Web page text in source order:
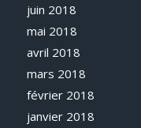
juin 2018
mai 2018
avril 2018
mars 2018
février 2018
janvier 2018